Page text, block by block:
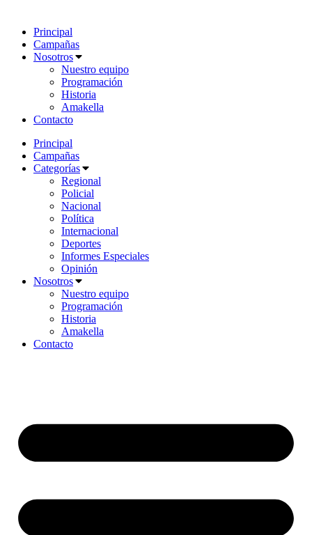
Principal
Campañas
Nosotros
Nuestro equipo
Programación
Historia
Amakella
Contacto
Principal
Campañas
Categorías
Regional
Policial
Nacional
Política
Internacional
Deportes
Informes Especiales
Opinión
Nosotros
Nuestro equipo
Programación
Historia
Amakella
Contacto